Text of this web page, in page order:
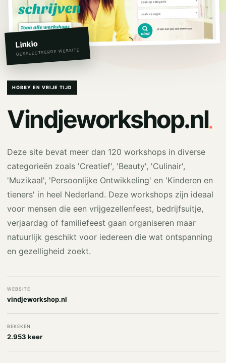
Linkio
GESELECTEERDE WEBSITE
HOBBY EN VRIJE TIJD
Vindjeworkshop.nl.
Deze site bevat meer dan 120 workshops in diverse
categorieën zoals 'Creatief', 'Beauty', 'Culinair',
'Muzikaal', 'Persoonlijke Ontwikkeling' en 'Kinderen en
tieners' in heel Nederland. Deze workshops zijn ideaal
voor mensen die een vrijgezellenfeest, bedrijfsuitje,
verjaardag of familiefeest gaan organiseren maar
natuurlijk geschikt voor iedereen die wat ontspanning
en gezelligheid zoekt.
WEBSITE
vindjeworkshop.nl
BEKEKEN
2.953 keer